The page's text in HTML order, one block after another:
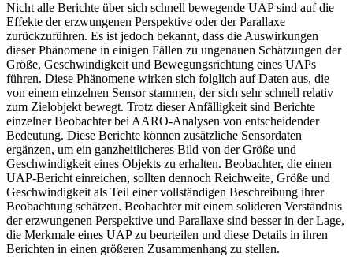
Nicht alle Berichte über sich schnell bewegende UAP sind auf die
Effekte der erzwungenen Perspektive oder der Parallaxe
zurückzuführen. Es ist jedoch bekannt, dass die Auswirkungen
dieser Phänomene in einigen Fällen zu ungenauen Schätzungen der
Größe, Geschwindigkeit und Bewegungsrichtung eines UAPs
führen. Diese Phänomene wirken sich folglich auf Daten aus, die
von einem einzelnen Sensor stammen, der sich sehr schnell relativ
zum Zielobjekt bewegt. Trotz dieser Anfälligkeit sind Berichte
einzelner Beobachter bei AARO-Analysen von entscheidender
Bedeutung. Diese Berichte können zusätzliche Sensordaten
ergänzen, um ein ganzheitlicheres Bild von der Größe und
Geschwindigkeit eines Objekts zu erhalten. Beobachter, die einen
UAP-Bericht einreichen, sollten dennoch Reichweite, Größe und
Geschwindigkeit als Teil einer vollständigen Beschreibung ihrer
Beobachtung schätzen. Beobachter mit einem solideren Verständnis
der erzwungenen Perspektive und Parallaxe sind besser in der Lage,
die Merkmale eines UAP zu beurteilen und diese Details in ihren
Berichten in einen größeren Zusammenhang zu stellen.